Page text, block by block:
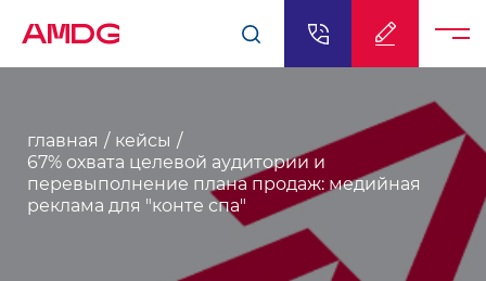
AMDG
главная
кейсы
67% охвата целевой аудитории и
перевыполнение плана продаж: медийная
реклама для "конте спа"